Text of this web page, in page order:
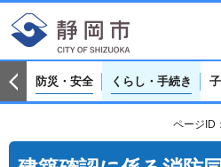
防災・安全 くらし・手続き
ページID